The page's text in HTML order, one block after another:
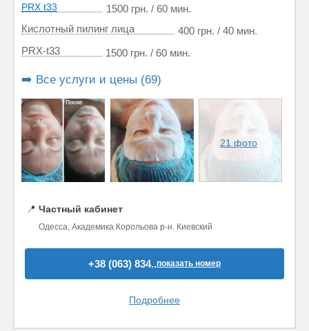
PRX t33
1500 грн. / 60 мин.
Кислотный пилинг лица
400 грн. / 40 мин.
PRX-t33
1500 грн. / 60 мин.
➡️ Все услуги и цены (69)
21 фото
📍 Частный кабинет
Одесса, Академика Корольова р-н. Киевский
+38 (063) 834..показать номер
Подробнее